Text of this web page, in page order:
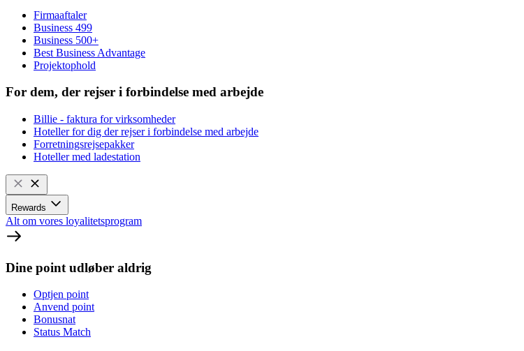
Firmaaftaler
Business 499
Business 500+
Best Business Advantage
Projektophold
For dem, der rejser i forbindelse med arbejde
Billie - faktura for virksomheder
Hoteller for dig der rejser i forbindelse med arbejde
Forretningsrejsepakker
Hoteller med ladestation
Rewards
Alt om vores loyalitetsprogram
Dine point udløber aldrig
Optjen point
Anvend point
Bonusnat
Status Match